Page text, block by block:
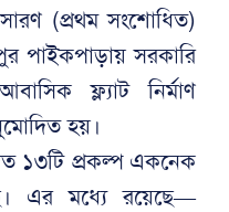
(প্রথম সংশোধিত)
পাইকপাড়ায় সরকারি
ফ্ল্যাট নির্মাণ
হয়।
১৩টি প্রকল্প একনেক
এর মধ্যে রয়েছে—